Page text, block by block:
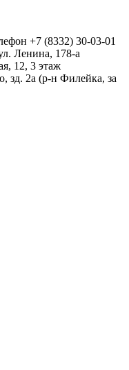
+7 (8332) 30-03-01
Ленина, 178-а
12, 3 этаж
зд. 2а (р-н Филейка, за